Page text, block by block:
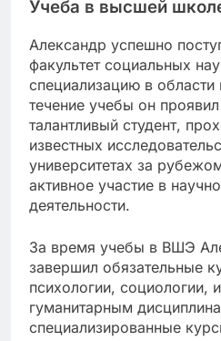
Учеба в высшей
Александр успешно
факультет социальных
специализацию в области
течение учебы он
талантливый студент,
известных
университетах за
активное участие в
деятельности.
За время учебы в ВШЭ
завершил обязательные
психологии, социологии,
гуманитарным
специализированные